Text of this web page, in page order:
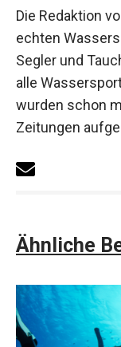
Die Redaktion
echten
Segler und
alle
wurden schon
Zeitungen
Ähnliche